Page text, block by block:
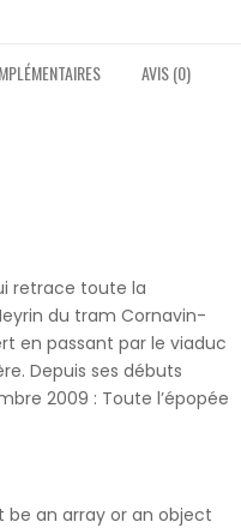
AVIS (0)
retrace toute la
du tram Cornavin-
en passant par le viaduc
Depuis ses débuts
2009 : Toute l’épopée
be an array or an object